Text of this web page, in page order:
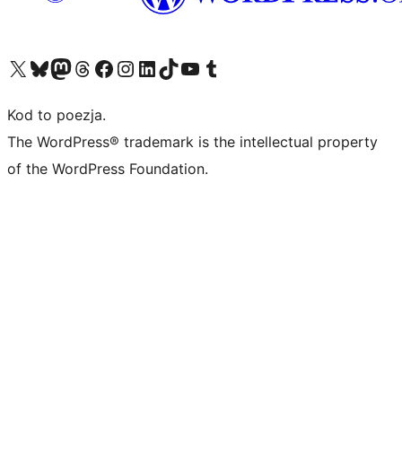
Odwiedź nasze konto X (dawniej Twitter)
Odwiedź nasze konto Bluesky
Odwiedź nasze konto na Mastodoncie
Odwiedź naszego Threadsa
Odwiedź naszego Facebooka
Odwiedź nasze konto na Instagramie
Odwiedź nasze konto na LinkedIn
Odwiedź naszego TikToka
Odwiedź nasz kanał YouTube
Odwiedź naszego Tumblra
Kod to poezja.
The WordPress® trademark is the intellectual property
of the WordPress Foundation.